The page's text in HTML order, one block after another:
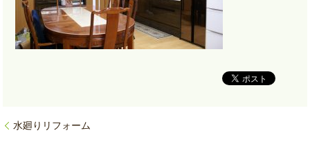
水廻りリフォーム